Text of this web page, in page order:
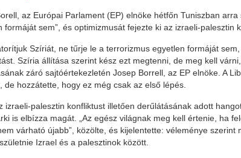
az Európai Parlament (EP) elnöke hétfőn Tuniszban
formáját sem”, és optimizmusát fejezte ki az izraeli-palesztin
Szíriát, ne tűrje le a terrorizmus egyetlen formáját
Szíria állítása szerint kész ezt megtenni, de meg kell
záró sajtóértekezletén Josep Borrell, az EP elnöke. A
de hozzátette, hogy ez még csak az első lépés.
izraeli-palesztin konfliktust illetően derűlátásának adott
is elbízza magát. „Az egész világnak meg kell értenie, ha
várható újabb”, közölte, és kijelentette: véleménye
Izrael és a palesztinok között.